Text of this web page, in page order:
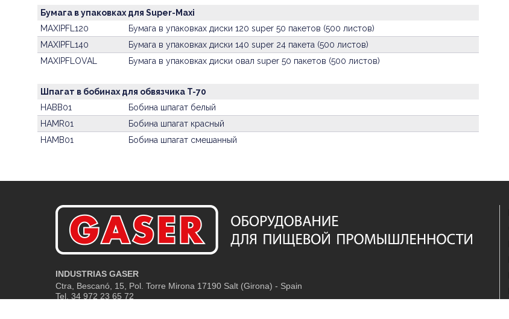
Бумага в упаковках для Super-Maxi
MAXIPFL120
Бумага в упаковках диски 120 super 50 пакетов (500 листов)
MAXIPFL140
Бумага в упаковках диски 140 super 24 пакета (500 листов)
MAXIPFLOVAL
Бумага в упаковках диски овал super 50 пакетов (500 листов)
Шпагат в бобинах для обвязчика T-70
HABB01
Бобина шпагат белый
HAMR01
Бобина шпагат красный
HAMB01
Бобина шпагат смешанный
INDUSTRIAS GASER
Ctra, Bescanó, 15, Pol. Torre Mirona 17190 Salt (Girona) - Spain
Tel. 34 972 23 65 72